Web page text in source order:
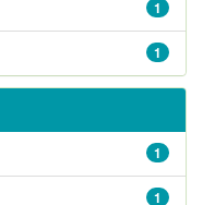
1
1
1
1